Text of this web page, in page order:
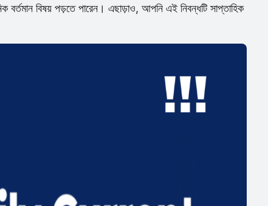
বর্তমান বিষয় পড়তে পারেন। এছাড়াও, আপনি এই নিবন্ধটি সাপ্তাহিক